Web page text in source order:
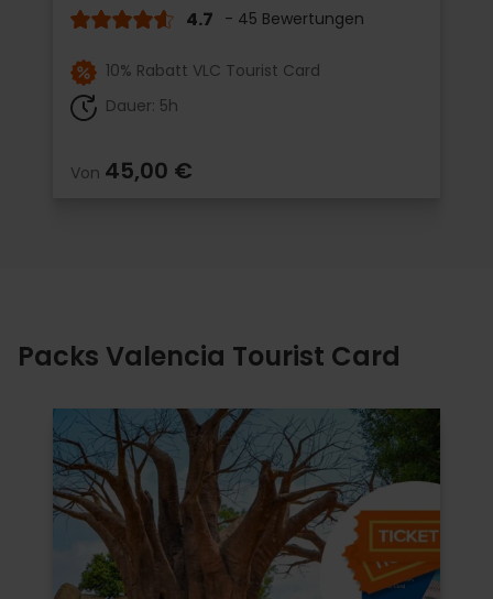
4.7 - 45 Bewertungen
10% Rabatt VLC Tourist Card
Dauer: 5h
Von 45,00 €
Packs Valencia Tourist Card